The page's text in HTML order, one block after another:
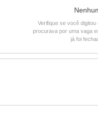
Verifique se você
procurava por uma vaga
já foi